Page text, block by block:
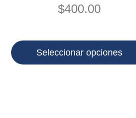
$400.00
Seleccionar opciones